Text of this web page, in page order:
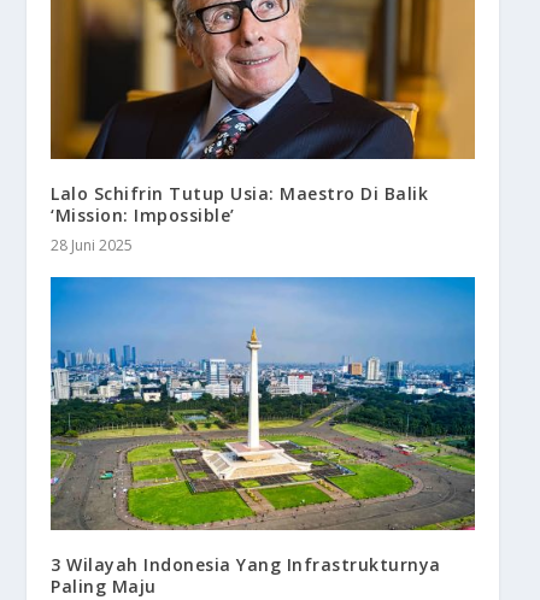
Lalo Schifrin Tutup Usia: Maestro Di Balik
‘Mission: Impossible’
28 Juni 2025
3 Wilayah Indonesia Yang Infrastrukturnya
Paling Maju